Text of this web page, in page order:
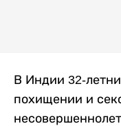
В Индии 32-
похищении и